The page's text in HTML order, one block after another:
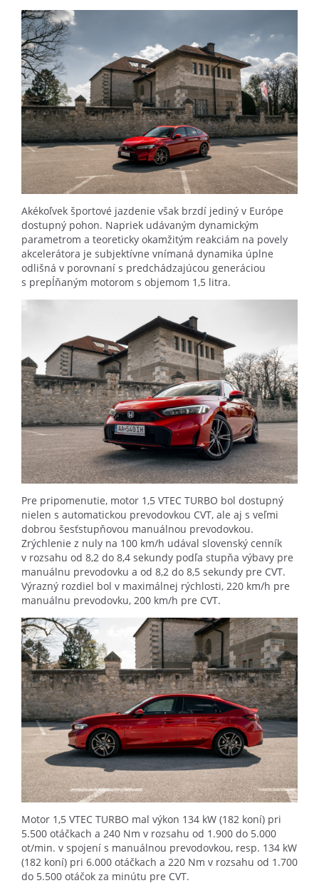
Akékoľvek športové jazdenie však brzdí jediný v Európe
dostupný pohon. Napriek udávaným dynamickým
parametrom a teoreticky okamžitým reakciám na povely
akcelerátora je subjektívne vnímaná dynamika úplne
odlišná v porovnaní s predchádzajúcou generáciou
s prepĺňaným motorom s objemom 1,5 litra.
Pre pripomenutie, motor 1,5 VTEC TURBO bol dostupný
nielen s automatickou prevodovkou CVT, ale aj s veľmi
dobrou šesťstupňovou manuálnou prevodovkou.
Zrýchlenie z nuly na 100 km/h udával slovenský cenník
v rozsahu od 8,2 do 8,4 sekundy podľa stupňa výbavy pre
manuálnu prevodovku a od 8,2 do 8,5 sekundy pre CVT.
Výrazný rozdiel bol v maximálnej rýchlosti, 220 km/h pre
manuálnu prevodovku, 200 km/h pre CVT.
Motor 1,5 VTEC TURBO mal výkon 134 kW (182 koní) pri
5.500 otáčkach a 240 Nm v rozsahu od 1.900 do 5.000
ot/min. v spojení s manuálnou prevodovkou, resp. 134 kW
(182 koní) pri 6.000 otáčkach a 220 Nm v rozsahu od 1.700
do 5.500 otáčok za minútu pre CVT.